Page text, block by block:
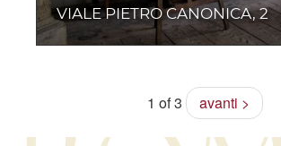
VIALE PIETRO CANONICA, 2
1 of 3 avanti >